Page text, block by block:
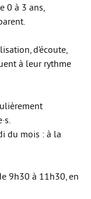
0 à 3 ans,
d’écoute,
à leur rythme
du mois : à la
9h30 à 11h30, en